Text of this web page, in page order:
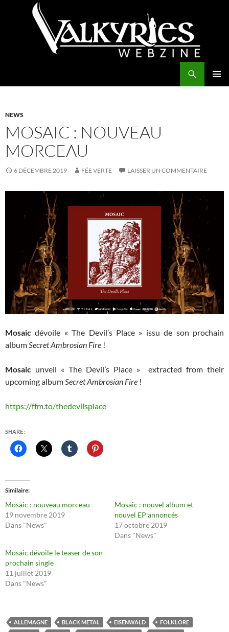
NEWS
MOSAIC : NOUVEAU
MORCEAU
6 DÉCEMBRE 2019 FÉE VERTE LAISSER UN COMMENTAIRE
Mosaic dévoile « The Devil’s Place » issu de son prochain
albumSecret Ambrosian Fire !
Mosaic unveil « The Devil’s Place » extracted from their
upcoming albumSecret Ambrosian Fire !
https://ffm.to/thedevilsplace
SHARE :
Similaire
Mosaic : nouveau morceau
19 novembre 2019
Dans "News"
Mosaic : nouvel album et
nouvel EP annoncés
17 octobre 2019
Dans "News"
Mosaic dévoile le teaser de son
prochain single
11 juillet 2019
Dans "News"
ALLEMAGNE BLACK METAL EISENWALD
FOLKLORE